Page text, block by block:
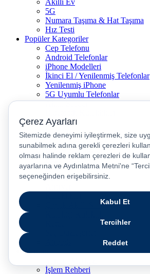
5G
Numara Taşıma & Hat Taşıma
Hız Testi
Popüler Kategoriler
Cep Telefonu
Android Telefonlar
iPhone Modelleri
İkinci El / Yenilenmiş Telefonlar
Yenilenmiş iPhone
5G Uyumlu Telefonlar
Akıllı Saatler
Tabletler
Laptop
Oyun Bilgisayarları
Dikey Süpürgeler
Robot Süpürgeler
Kahve Makineleri
Televizyon
Çocuk Akıllı Saat
Yardım
İşlem Rehberi